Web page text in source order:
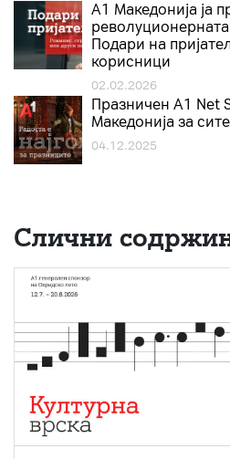
А1 Македонија ја
Подари на
корисници
02.02.2026
Празничен A1 Net
Македонија за
04.12.2025
Слични